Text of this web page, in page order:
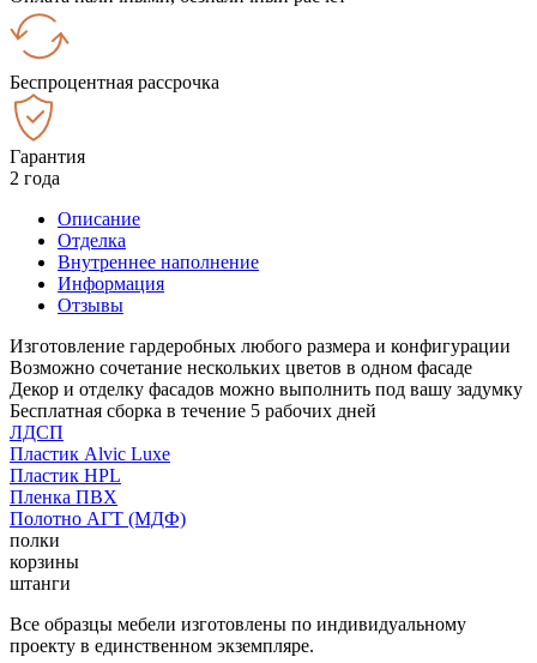
Беспроцентная рассрочка
Гарантия
2 года
Описание
Отделка
Внутреннее наполнение
Информация
Отзывы
Изготовление гардеробных любого размера и конфигурации
Возможно сочетание нескольких цветов в одном фасаде
Декор и отделку фасадов можно выполнить под вашу задумку
Бесплатная сборка в течение 5 рабочих дней
ЛДСП
Пластик Alvic Luxe
Пластик HPL
Пленка ПВХ
Полотно АГТ (МДФ)
полки
корзины
штанги
Все образцы мебели изготовлены по индивидуальному
проекту в единственном экземпляре.